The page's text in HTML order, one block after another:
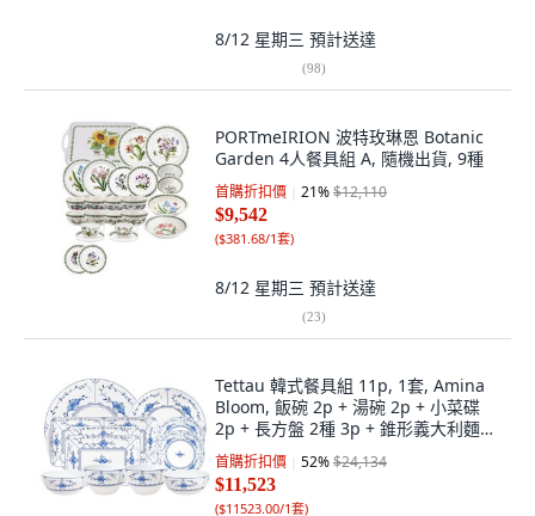
8/12 星期三 預計送達
(98)
PORTmeIRION 波特玫琳恩 Botanic
Garden 4人餐具組 A, 隨機出貨, 9種
首購折扣價 21%$12,110
$9,542
($381.68/1套)
8/12 星期三 預計送達
(23)
Tettau 韓式餐具組 11p, 1套, Amina
Bloom, 飯碗 2p + 湯碗 2p + 小菜碟
2p + 長方盤 2種 3p + 錐形義大利麵盤
+ 主餐盤
首購折扣價 52%$24,134
$11,523
($11523.00/1套)